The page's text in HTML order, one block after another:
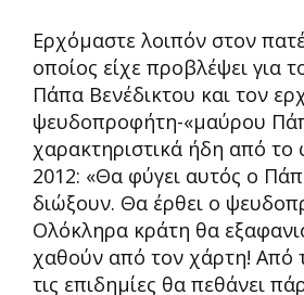
Ερχόμαστε λοιπόν στον
οποίος είχε προβλέψει για
Πάπα Βενέδικτου και τον
ψευδοπροφήτη-«μαύρου
χαρακτηριστικά ήδη από
2012: «Θα φύγει αυτός ο
διώξουν. Θα έρθει ο
Ολόκληρα κράτη θα
χαθούν από τον χάρτη! Από
τις επιδημίες θα πεθάνει